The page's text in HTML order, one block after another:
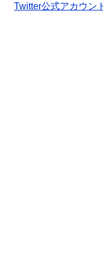
Twitter公式アカウン